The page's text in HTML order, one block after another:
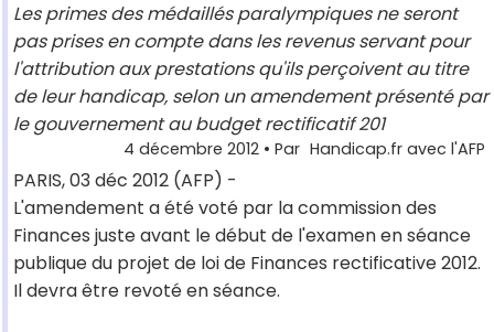
Les primes des médaillés paralympiques ne seront
pas prises en compte dans les revenus servant pour
l'attribution aux prestations qu'ils perçoivent au titre
de leur handicap, selon un amendement présenté par
le gouvernement au budget rectificatif 201
4 décembre 2012 • Par Handicap.fr avec l'AFP
PARIS, 03 déc 2012 (AFP) -
L'amendement a été voté par la commission des
Finances juste avant le début de l'examen en séance
publique du projet de loi de Finances rectificative 2012.
Il devra être revoté en séance.